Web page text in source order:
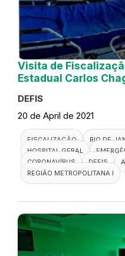
Visita de
Estadual Carlos
DEFIS
20 de April de 2021
FISCALIZAÇÃO
RIO DE
HOSPITAL GERAL
CORONAVÍRUS
DEFIS
REGIÃO METROPOLITANA I